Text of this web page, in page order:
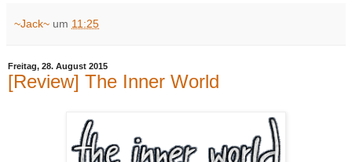
~Jack~ um 11:25
Freitag, 28. August 2015
[Review] The Inner World